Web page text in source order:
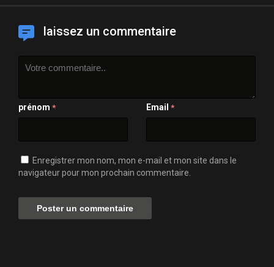
laissez un commentaire
prénom * Email *
Enregistrer mon nom, mon e-mail et mon site dans le
navigateur pour mon prochain commentaire.